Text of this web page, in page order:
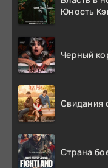
Юность
Черный
Свидания
Страна